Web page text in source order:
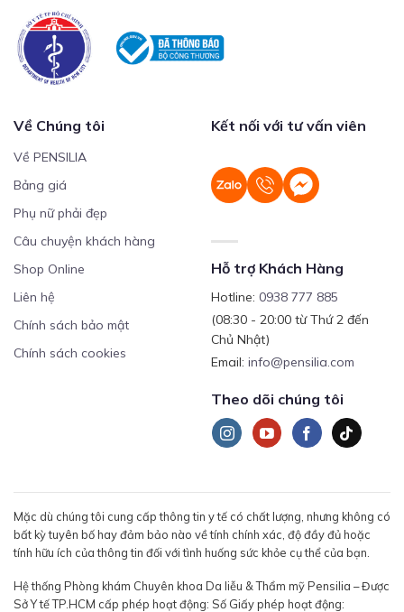
Về Chúng tôi
Về PENSILIA
Bảng giá
Phụ nữ phải đẹp
Câu chuyện khách hàng
Shop Online
Liên hệ
Chính sách bảo mật
Chính sách cookies
Kết nối với tư vấn viên
Hỗ trợ Khách Hàng
Hotline: 0938 777 885
(08:30 - 20:00 từ Thứ 2 đến
Chủ Nhật)
Email: info@pensilia.com
Theo dõi chúng tôi
Mặc dù chúng tôi cung cấp thông tin y tế có chất lượng, nhưng không có
bất kỳ tuyên bố hay đảm bảo nào về tính chính xác, độ đầy đủ hoặc
tính hữu ích của thông tin đối với tình huống sức khỏe cụ thể của bạn.
Hệ thống Phòng khám Chuyên khoa Da liễu & Thẩm mỹ Pensilia – Được
Sở Y tế TP.HCM cấp phép hoạt động: Số Giấy phép hoạt động: